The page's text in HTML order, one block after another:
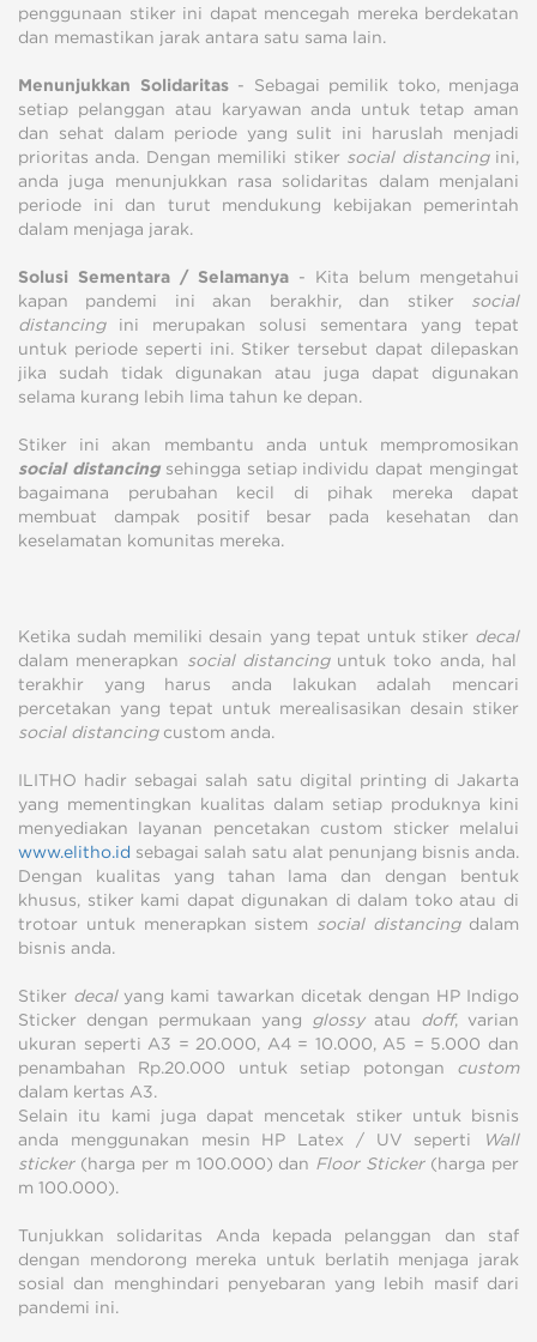
penggunaan stiker ini dapat mencegah mereka berdekatan
dan memastikan jarak antara satu sama lain.
Menunjukkan Solidaritas- Sebagai pemilik toko, menjaga
setiap pelanggan atau karyawan anda untuk tetap aman
dan sehat dalam periode yang sulit ini haruslah menjadi
prioritas anda. Dengan memiliki stiker social distancingini,
anda juga menunjukkan rasa solidaritas dalam menjalani
periode ini dan turut mendukung kebijakan pemerintah
dalam menjaga jarak.
Solusi Sementara / Selamanya - Kita belum mengetahui
kapan pandemi ini akan berakhir, dan stiker social
distancingini merupakan solusi sementara yang tepat
untuk periode seperti ini. Stiker tersebut dapat dilepaskan
jika sudah tidak digunakan atau juga dapat digunakan
selama kurang lebih lima tahun ke depan.
Stiker ini akan membantu anda untuk mempromosikan
social distancingsehingga setiap individu dapat mengingat
bagaimana perubahan kecil di pihak mereka dapat
membuat dampak positif besar pada kesehatan dan
keselamatan komunitas mereka.
Ketika sudah memiliki desain yang tepat untuk stiker decal
dalam menerapkan social distancing untuk toko anda, hal
terakhir yang harus anda lakukan adalah mencari
percetakan yang tepat untuk merealisasikan desain stiker
social distancingcustom anda.
ILITHO hadir sebagai salah satu digital printing di Jakarta
yang mementingkan kualitas dalam setiap produknya kini
menyediakan layanan pencetakan custom sticker melalui
www.elitho.id sebagai salah satu alat penunjang bisnis anda.
Dengan kualitas yang tahan lama dan dengan bentuk
khusus, stiker kami dapat digunakan di dalam toko atau di
trotoar untuk menerapkan sistem social distancingdalam
bisnis anda.
Stiker decalyang kami tawarkan dicetak dengan HP Indigo
Sticker dengan permukaan yang glossyatau doff, varian
ukuran seperti A3 = 20.000, A4 = 10.000, A5 = 5.000 dan
penambahan Rp.20.000 untuk setiap potongan custom
dalam kertas A3.
Selain itu kami juga dapat mencetak stiker untuk bisnis
anda menggunakan mesin HP Latex / UV seperti
Wall
sticker(harga per m 100.000) dan Floor Sticker(harga per
m 100.000).
Tunjukkan solidaritas Anda kepada pelanggan dan staf
dengan mendorong mereka untuk berlatih menjaga jarak
sosial dan menghindari penyebaran yang lebih masif dari
pandemi ini.